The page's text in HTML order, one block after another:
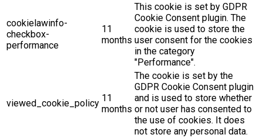
cookielawinfo-
checkbox-
performance
11
months
This cookie is set by GDPR
Cookie Consent plugin. The
cookie is used to store the
user consent for the cookies
in the category
"Performance".
viewed_cookie_policy 11
months
The cookie is set by the
GDPR Cookie Consent plugin
and is used to store whether
or not user has consented to
the use of cookies. It does
not store any personal data.